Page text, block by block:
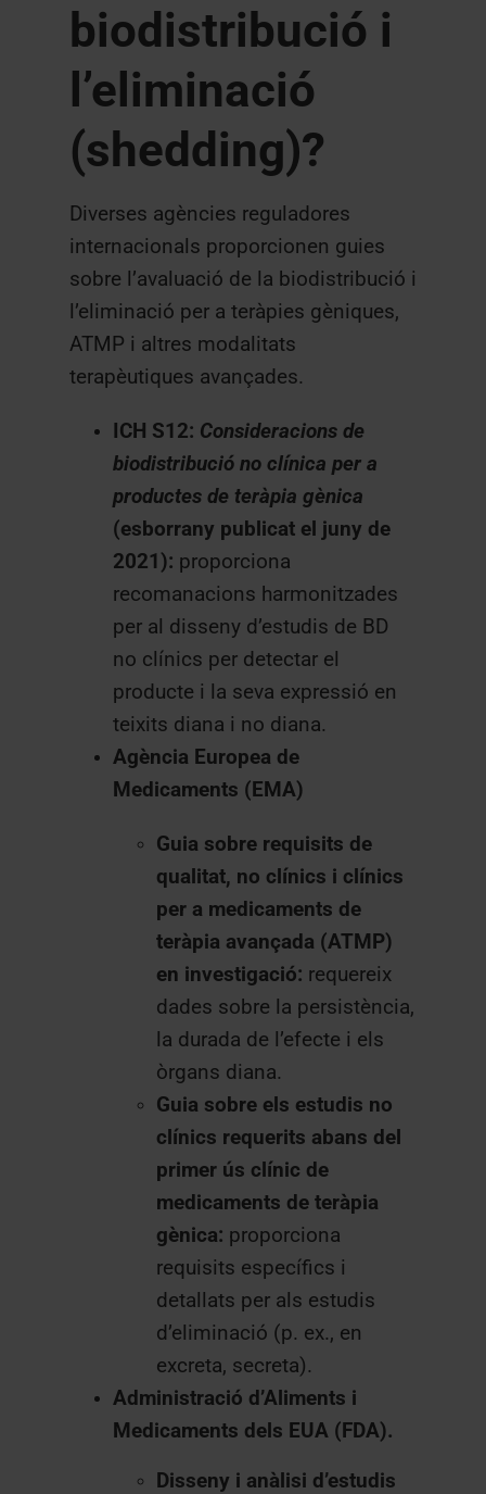
biodistribució i
l’eliminació
(shedding)?
Diverses agències reguladores
internacionals proporcionen guies
sobre l’avaluació de la biodistribució i
l’eliminació per a teràpies gèniques,
ATMP i altres modalitats
terapèutiques avançades.
ICH S12: Consideracions de
biodistribució no clínica per a
productes de teràpia gènica
(esborrany publicat el juny de
2021): proporciona
recomanacions harmonitzades
per al disseny d’estudis de BD
no clínics per detectar el
producte i la seva expressió en
teixits diana i no diana.
Agència Europea de
Medicaments (EMA)
Guia sobre requisits de
qualitat, no clínics i clínics
per a medicaments de
teràpia avançada (ATMP)
en investigació: requereix
dades sobre la persistència,
la durada de l’efecte i els
òrgans diana.
Guia sobre els estudis no
clínics requerits abans del
primer ús clínic de
medicaments de teràpia
gènica: proporciona
requisits específics i
detallats per als estudis
d’eliminació (p. ex., en
excreta, secreta).
Administració d’Aliments i
Medicaments dels EUA (FDA).
Disseny i anàlisi d’estudis